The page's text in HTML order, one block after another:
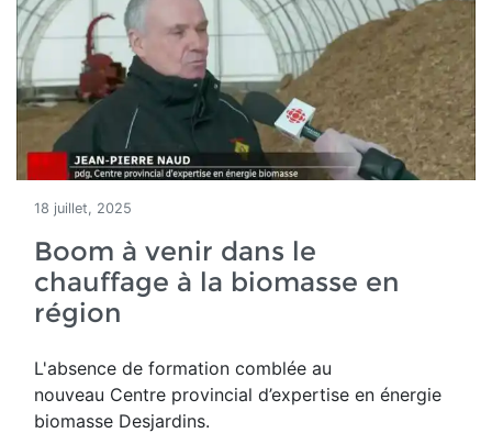
18 juillet, 2025
Boom à venir dans le
chauffage à la biomasse en
région
L'absence de formation comblée au
nouveau Centre provincial d’expertise en énergie
biomasse Desjardins.